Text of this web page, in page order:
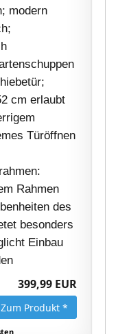
modern
cm erlaubt
Türöffnen
Rahmen
des
besonders
Einbau
399,99 EUR
Zum Produkt *